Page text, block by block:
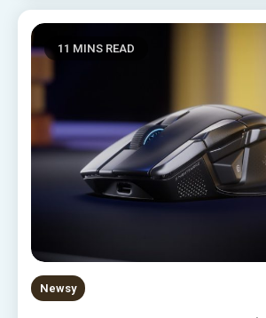
11 MINS READ
Newsy